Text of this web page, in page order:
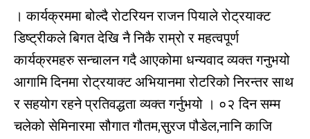
। कार्यक्रममा बोल्दै रोटरियन राजन पियाले रोट्रयाक्ट
डिष्ट्रीकले बिगत देखि नै निकै राम्रो र महत्वपूर्ण
कार्यक्रमहरु सन्चालन गदै आएकोमा धन्यवाद व्यक्त गनुभयो
आगामि दिनमा रोट्रयाक्ट अभियानमा रोटरिको निरन्तर साथ
र सहयोग रहने प्रतिवद्धता व्यक्त गर्नुभयो । ०२ दिन सम्म
चलेको सेमिनारमा सौगात गौतम,सुरज पौडेल,नानि काजि